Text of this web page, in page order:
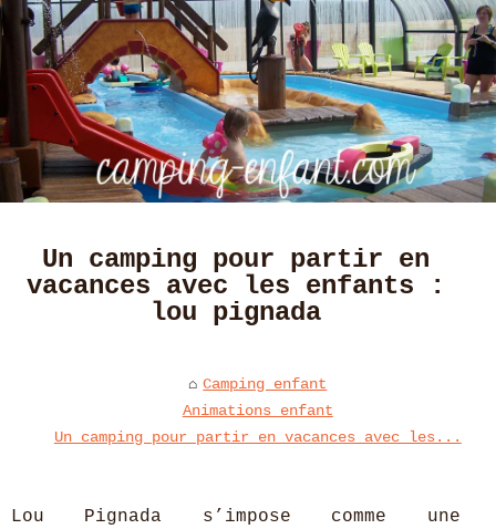
Un camping pour partir en
vacances avec les enfants :
lou pignada
Camping enfant
Animations enfant
Un camping pour partir en vacances avec les...
Lou Pignada s’impose comme une